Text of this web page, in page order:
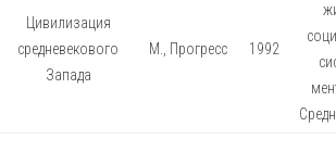
Цивилизация
средневекового
Запада
М., Прогресс 1992